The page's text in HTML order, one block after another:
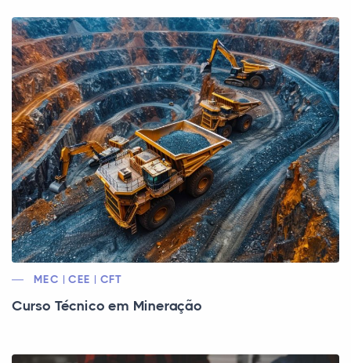
MEC | CEE | CFT
Curso Técnico em Mineração